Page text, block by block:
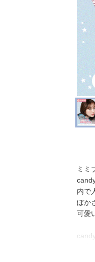
ミミ
内で
ぼか
可愛